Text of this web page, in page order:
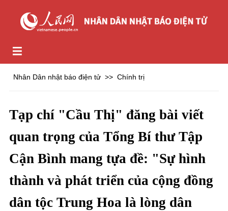
Nhân Dân nhật báo điện tử >> Chính trị
Tạp chí "Cầu Thị" đăng bài viết
quan trọng của Tổng Bí thư Tập
Cận Bình mang tựa đề: "Sự hình
thành và phát triển của cộng đồng
dân tộc Trung Hoa là lòng dân